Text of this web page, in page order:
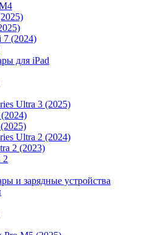
7 (2024)
для iPad
Ultra 3 (2025)
(2024)
Ultra 2 (2024)
2 (2023)
2
и зарядные устройства